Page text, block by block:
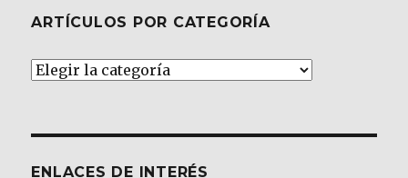
ARTÍCULOS POR CATEGORÍA
Artículos
ENLACES DE INTERÉS